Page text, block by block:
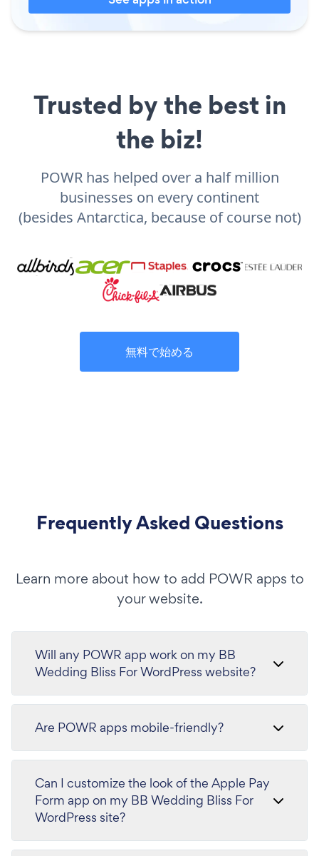
Trusted by the best in
the biz!
POWR has helped over a half million
businesses on every continent
(besides Antarctica, because of course not)
無料で始める
Frequently Asked Questions
Learn more about how to add POWR apps to
your website.
Will any POWR app work on my BB
Wedding Bliss For WordPress website?
Are POWR apps mobile-friendly?
Can I customize the look of the Apple Pay
Form app on my BB Wedding Bliss For
WordPress site?